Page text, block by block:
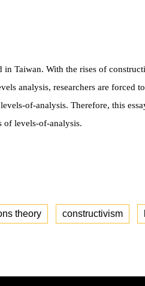
Taiwan. With the rises of
analysis, researchers are forced
of-analysis. Therefore, this
of levels-of-analysis.
theory constructivism